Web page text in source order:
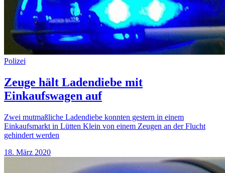
Polizei
Zeuge hält Ladendiebe mit
Einkaufswagen auf
Zwei mutmaßliche Ladendiebe konnten gestern in einem
Einkaufsmarkt in Lütten Klein von einem Zeugen an der Flucht
gehindert werden
18. März 2020